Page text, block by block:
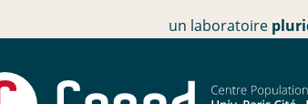
un laboratoire